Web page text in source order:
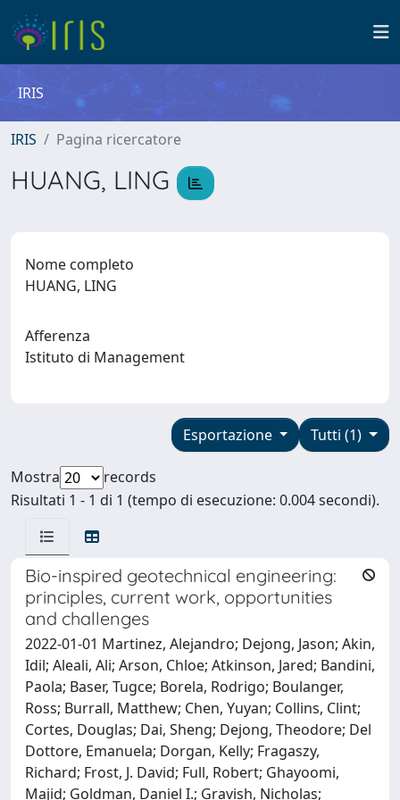
IRIS
IRIS Pagina ricercatore
HUANG, LING
Nome completo
HUANG, LING
Afferenza
Istituto di Management
Tutti (1)
Esportazione
Mostra
records
Risultati 1 - 1 di 1 (tempo di esecuzione: 0.004 secondi).
Bio-inspired geotechnical engineering:
principles, current work, opportunities
and challenges
2022-01-01 Martinez, Alejandro; Dejong, Jason; Akin,
Idil; Aleali, Ali; Arson, Chloe; Atkinson, Jared; Bandini,
Paola; Baser, Tugce; Borela, Rodrigo; Boulanger,
Ross; Burrall, Matthew; Chen, Yuyan; Collins, Clint;
Cortes, Douglas; Dai, Sheng; Dejong, Theodore; Del
Dottore, Emanuela; Dorgan, Kelly; Fragaszy,
Richard; Frost, J. David; Full, Robert; Ghayoomi,
Majid; Goldman, Daniel I.; Gravish, Nicholas;